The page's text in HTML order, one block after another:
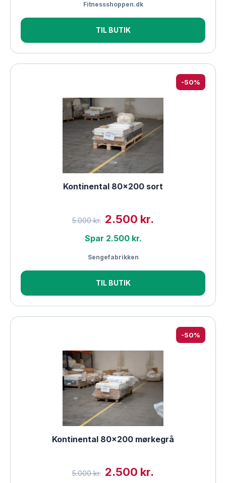
Fitnessshoppen.dk
TIL BUTIK
-50%
Kontinental 80×200 sort
5.000 kr. 2.500 kr.
Spar 2.500 kr.
Sengefabrikken
TIL BUTIK
-50%
Kontinental 80×200 mørkegrå
5.000 kr. 2.500 kr.